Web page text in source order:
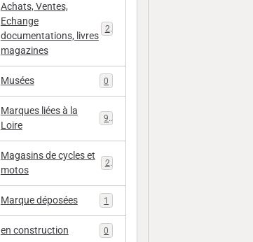
Achats, Ventes,
Echange
documentations, livres
magazines
20
Musées 0
Marques liées à la
Loire
9
Magasins de cycles et
motos
2
Marque déposées 1
en construction 0